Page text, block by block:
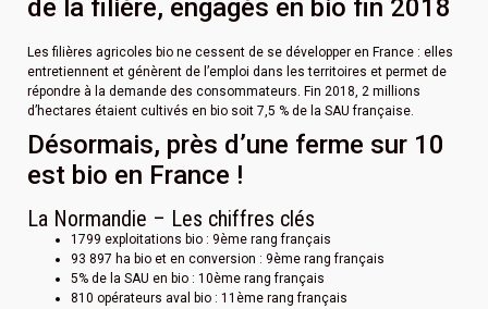
de la filière, engagés en bio fin 2018
Les filières agricoles bio ne cessent de se développer en France : elles
entretiennent et génèrent de l’emploi dans les territoires et permet de
répondre à la demande des consommateurs. Fin 2018, 2 millions
d’hectares étaient cultivés en bio soit 7,5 % de la SAU française.
Désormais, près d’une ferme sur 10
est bio en France !
La Normandie – Les chiffres clés
1799 exploitations bio : 9ème rang français
93 897 ha bio et en conversion : 9ème rang français
5% de la SAU en bio : 10ème rang français
810 opérateurs aval bio : 11ème rang français